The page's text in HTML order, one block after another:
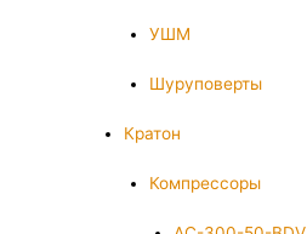
УШМ
Шуруповерты
Кратон
Компрессоры